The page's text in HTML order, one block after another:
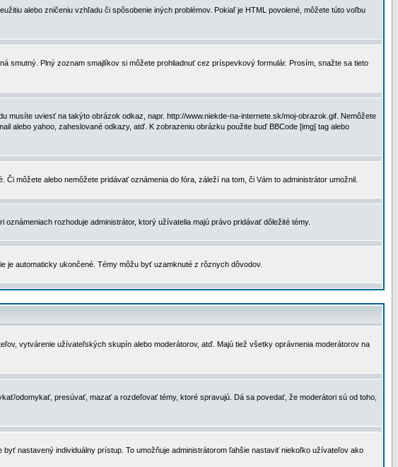
alebo zničeniu vzhľadu či spôsobenie iných problémov. Pokiaľ je HTML povolené, môžete túto voľbu
smutný. Plný zoznam smajlíkov si môžete prohliadnuť cez príspevkový formulár. Prosím, snažte sa tieto
uviesť na takýto obrázok odkaz, napr. http://www.niekde-na-internete.sk/moj-obrazok.gif. Nemôžete
alebo yahoo, zaheslované odkazy, atď. K zobrazeniu obrázku použite buď BBCode [img] tag alebo
môžete alebo nemôžete pridávať oznámenia do fóra, záleží na tom, či Vám to administrátor umožnil.
rozhoduje administrátor, ktorý užívatelia majú právo pridávať dôležité témy.
je automaticky ukončené. Témy môžu byť uzamknuté z rôznych dôvodov.
vytvárenie užívateľských skupín alebo moderátorov, atď. Majú tiež všetky oprávnenia moderátorov na
odomykať, presúvať, mazať a rozdeľovať témy, ktoré spravujú. Dá sa povedať, že moderátori sú od toho,
nastavený individuálny prístup. To umožňuje administrátorom ľahšie nastaviť niekoľko užívateľov ako